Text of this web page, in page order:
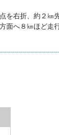
を右折、約２㎞
面へ８㎞ほど走